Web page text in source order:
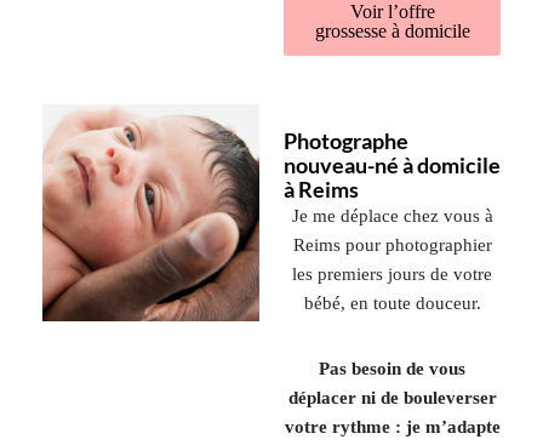
Voir l’offre
grossesse à domicile
Photographe
nouveau-né à domicile
à Reims
Je me déplace chez vous à
Reims pour photographier
les premiers jours de votre
bébé, en toute douceur.
Pas besoin de vous
déplacer ni de bouleverser
votre rythme : je m’adapte